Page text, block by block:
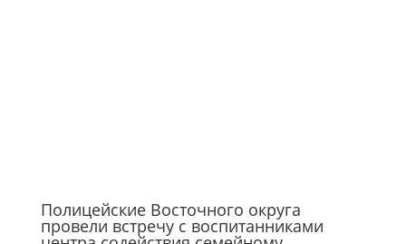
Полицейские Восточного округа
провели встречу с воспитанниками